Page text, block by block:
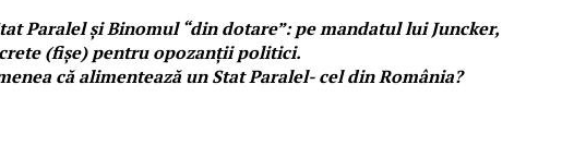
Paralel și Binomul “din dotare”: pe mandatul lui Juncker,
(fișe) pentru opozanții politici.
că alimentează un Stat Paralel- cel din România?